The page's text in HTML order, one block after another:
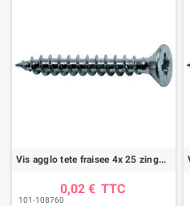
Vis agglo tete fraisee 4x 25 zingue (boite de 400)
0,02 € TTC
101-108760